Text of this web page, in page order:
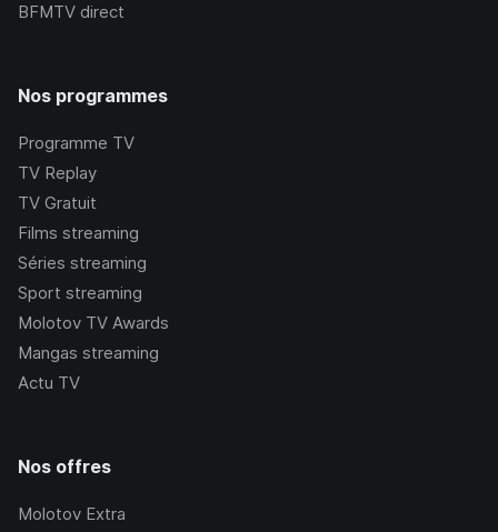
BFMTV direct
Nos programmes
Programme TV
TV Replay
TV Gratuit
Films streaming
Séries streaming
Sport streaming
Molotov TV Awards
Mangas streaming
Actu TV
Nos offres
Molotov Extra